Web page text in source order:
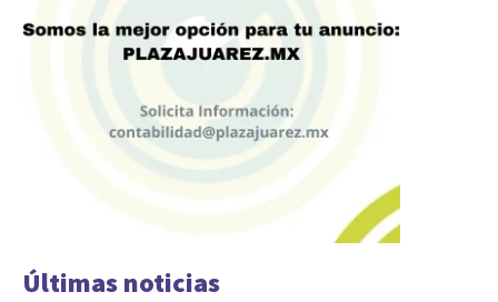
Últimas noticias